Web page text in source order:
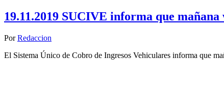
19.11.2019 SUCIVE informa que
Por Redaccion
El Sistema Único de Cobro de Ingresos Vehiculares informa que